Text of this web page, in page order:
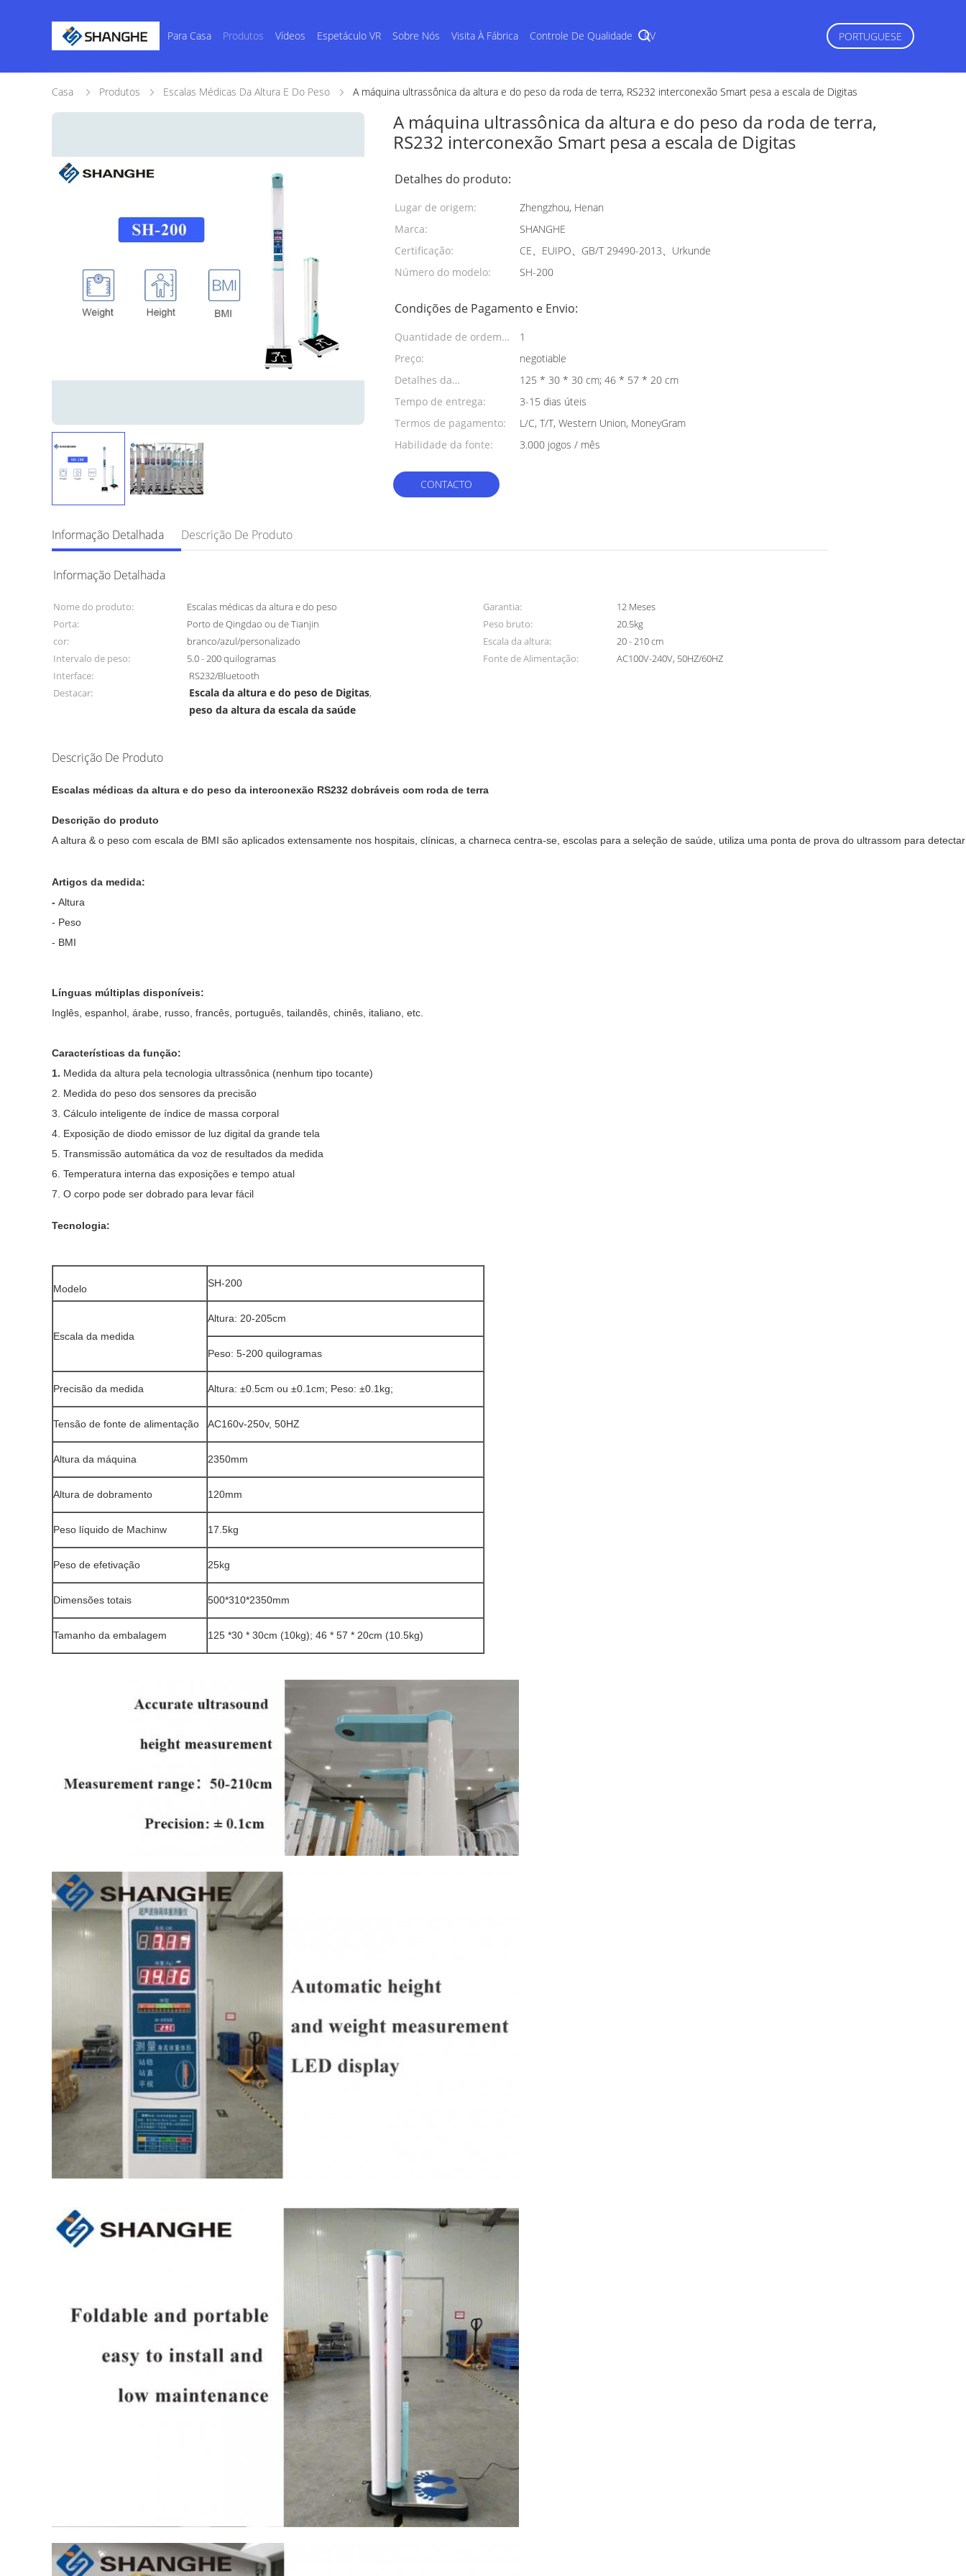
Para Casa Produtos Vídeos Espetáculo VR Sobre Nós Visita À Fábrica Controle De Qualidade RV PORTUGUESE
Casa Produtos Escalas Médicas Da Altura E Do Peso A máquina ultrassônica da altura e do peso da roda de terra, RS232 interconexão Smart pesa a escala de Digitas
A máquina ultrassônica da altura e do peso da roda de terra,
RS232 interconexão Smart pesa a escala de Digitas
Detalhes do produto:
Lugar de origem:
Zhengzhou, Henan
Marca:
SHANGHE
Certificação:
CE、EUIPO、GB/T 29490-2013、Urkunde
Número do modelo:
SH-200
Condições de Pagamento e Envio:
Quantidade de ordem
mínima:
1
Preço:
negotiable
Detalhes da
embalagem:
125 * 30 * 30 cm; 46 * 57 * 20 cm
Tempo de entrega:
3-15 dias úteis
Termos de pagamento:
L/C, T/T, Western Union, MoneyGram
Habilidade da fonte:
3.000 jogos / mês
CONTACTO
Informação Detalhada Descrição De Produto
Informação Detalhada
Nome do produto: Escalas médicas da altura e do peso Garantia:
12 Meses
Porta:
Porto de Qingdao ou de Tianjin Peso bruto:
20.5kg
cor:
branco/azul/personalizado Escala da altura:
20 - 210 cm
Intervalo de peso:
5.0 - 200 quilogramas Fonte de Alimentação:
AC100V-240V, 50HZ/60HZ
Interface:
RS232/Bluetooth
Destacar:
Escala da altura e do peso de Digitas,
peso da altura da escala da saúde
Descrição De Produto
Escalas médicas da altura e do peso da interconexão RS232 dobráveis com roda de terra
Descrição do produto
A altura & o peso com escala de BMI são aplicados extensamente nos hospitais, clínicas, a charneca centra-se, escolas para a seleção de saúde, utiliza uma ponta de prova do ultrassom para
Artigos da medida:
- Altura
- Peso
- BMI
Línguas múltiplas disponíveis:
Inglês, espanhol, árabe, russo, francês, português, tailandês, chinês, italiano, etc.
Características da função:
1. Medida da altura pela tecnologia ultrassônica (nenhum tipo tocante)
2. Medida do peso dos sensores da precisão
3. Cálculo inteligente de índice de massa corporal
4. Exposição de diodo emissor de luz digital da grande tela
5. Transmissão automática da voz de resultados da medida
6. Temperatura interna das exposições e tempo atual
7. O corpo pode ser dobrado para levar fácil
Modelo SH-200
Escala da medida
Altura: 20-205cm
Peso: 5-200 quilogramas
Precisão da medida Altura: ±0.5cm ou ±0.1cm; Peso: ±0.1kg;
Tensão de fonte de alimentação AC160v-250v, 50HZ
Altura da máquina 2350mm
Altura de dobramento 120mm
Peso líquido de Machinw 17.5kg
Peso de efetivação 25kg
Dimensões totais 500*310*2350mm
Tamanho da embalagem 125 *30 * 30cm (10kg); 46 * 57 * 20cm (10.5kg)